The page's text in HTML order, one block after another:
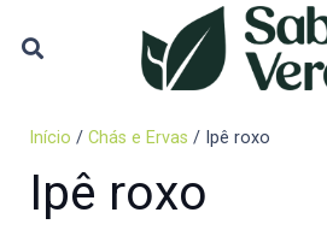
Início / Chás e Ervas / Ipê roxo
Ipê roxo